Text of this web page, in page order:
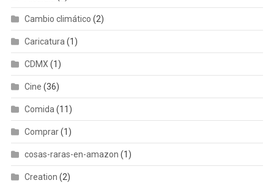
Cambio climático (2)
Caricatura (1)
CDMX (1)
Cine (36)
Comida (11)
Comprar(1)
cosas-raras-en-amazon (1)
Creation (2)